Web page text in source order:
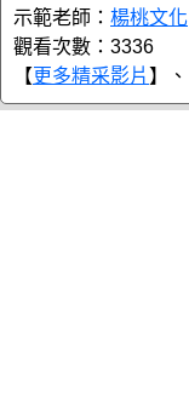
示範老師： 楊桃文化
觀看次數：3336
【更多精采影片 】